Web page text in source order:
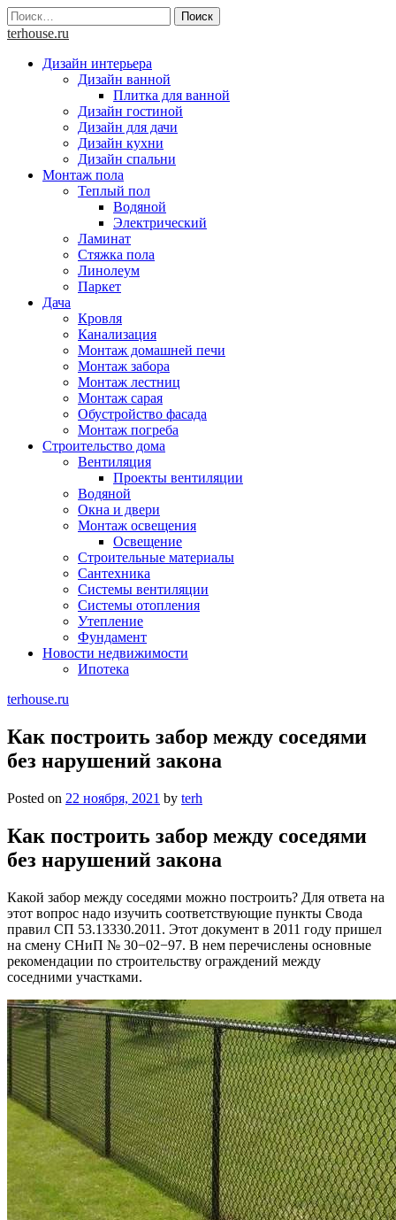
Skip
to
Найти:
terhouse.ru
Дизайн интерьера
Дизайн ванной
Плитка для ванной
Дизайн гостиной
Дизайн для дачи
Дизайн кухни
Дизайн спальни
Монтаж пола
Теплый пол
Водяной
Электрический
Ламинат
Стяжка пола
Линолеум
Паркет
Дача
Кровля
Канализация
Монтаж домашней печи
Монтаж забора
Монтаж лестниц
Монтаж сарая
Обустройство фасада
Монтаж погреба
Строительство дома
Вентиляция
Проекты вентиляции
Водяной
Окна и двери
Монтаж освещения
Освещение
Строительные материалы
Сантехника
Системы вентиляции
Системы отопления
Утепление
Фундамент
Новости недвижимости
Ипотека
terhouse.ru
Как построить забор между соседями
без нарушений закона
Posted on 22 ноября, 2021 by terh
Как построить забор между соседями
без нарушений закона
Какой забор между соседями можно построить? Для ответа на
этот вопрос надо изучить соответствующие пункты Свода
правил СП 53.13330.2011. Этот документ в 2011 году пришел
на смену СНиП № 30−02−97. В нем перечислены основные
рекомендации по строительству ограждений между
соседними участками.